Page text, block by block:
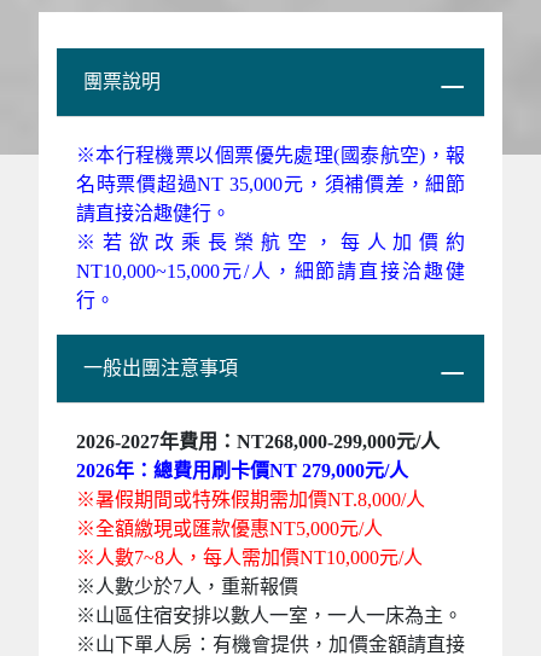
團票說明
※本行程機票以個票優先處理(國泰航空)，報
名時票價超過NT 35,000元，須補價差，細節
請直接洽趣健行。
※ 若欲改乘長榮航空，每人加價約
NT10,000~15,000元/人，細節請直接洽趣健
行。
一般出團注意事項
2026-2027年費用： NT268,000-299,000元/人
2026年： 總費用刷卡價NT 279,000元/人
※暑假期間或特殊假期需加價NT.8,000/人
※全額繳現或匯款優惠NT5,000元/人
※人數7~8人，每人需加價NT10,000元/人
※人數少於7人，重新報價
※山區住宿安排以數人一室，一人一床為主。
※山下單人房：有機會提供，加價金額請直接